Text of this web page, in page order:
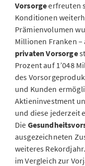
Vorsorgeerfreuten
Konditionen
Prämienvolumen
Millionen Franken
privaten Vorsorge
Prozent auf 1’048
des
und Kunden
Aktieninvestment
und diese jederzeit
Die
ausgezeichneten
weiteres
im Vergleich zur